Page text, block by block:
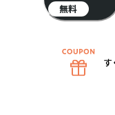
無料
す